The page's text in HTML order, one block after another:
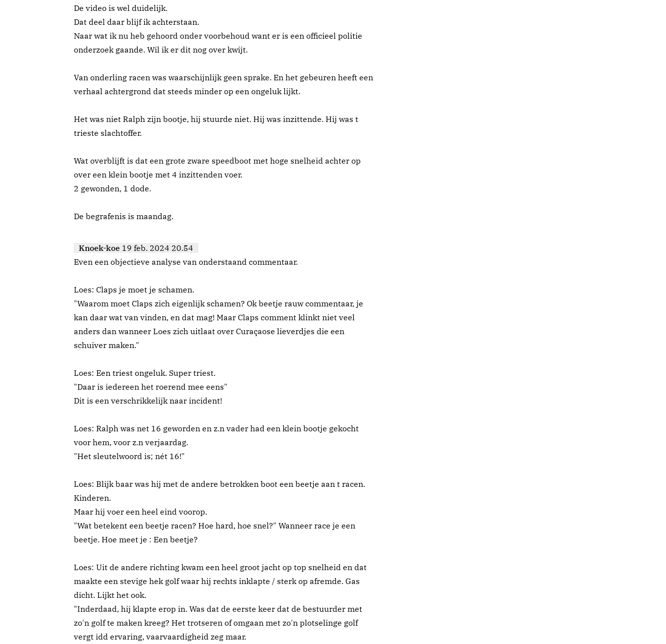
De video is wel duidelijk.
Dat deel daar blijf ik achterstaan.
Naar wat ik nu heb gehoord onder voorbehoud want er is een officieel politie
onderzoek gaande. Wil ik er dit nog over kwijt.
Van onderling racen was waarschijnlijk geen sprake. En het gebeuren heeft een
verhaal achtergrond dat steeds minder op een ongeluk lijkt.
Het was niet Ralph zijn bootje, hij stuurde niet. Hij was inzittende. Hij was t
trieste slachtoffer.
Wat overblijft is dat een grote zware speedboot met hoge snelheid achter op
over een klein bootje met 4 inzittenden voer.
2 gewonden, 1 dode.
De begrafenis is maandag.
Knoek-koe 19 feb. 2024 20.54
Even een objectieve analyse van onderstaand commentaar.
Loes: Claps je moet je schamen.
"Waarom moet Claps zich eigenlijk schamen? Ok beetje rauw commentaar, je
kan daar wat van vinden, en dat mag! Maar Claps comment klinkt niet veel
anders dan wanneer Loes zich uitlaat over Curaçaose lieverdjes die een
schuiver maken."
Loes: Een triest ongeluk. Super triest.
"Daar is iedereen het roerend mee eens"
Dit is een verschrikkelijk naar incident!
Loes: Ralph was net 16 geworden en z.n vader had een klein bootje gekocht
voor hem, voor z.n verjaardag.
"Het sleutelwoord is; nét 16!"
Loes: Blijk baar was hij met de andere betrokken boot een beetje aan t racen.
Kinderen.
Maar hij voer een heel eind voorop.
"Wat betekent een beetje racen? Hoe hard, hoe snel?" Wanneer race je een
beetje. Hoe meet je : Een beetje?
Loes: Uit de andere richting kwam een heel groot jacht op top snelheid en dat
maakte een stevige hek golf waar hij rechts inklapte / sterk op afremde. Gas
dicht. Lijkt het ook.
"Inderdaad, hij klapte erop in. Was dat de eerste keer dat de bestuurder met
zo'n golf te maken kreeg? Het trotseren of omgaan met zo'n plotselinge golf
vergt idd ervaring, vaarvaardigheid zeg maar.